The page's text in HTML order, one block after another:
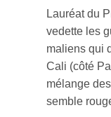
Lauréat du
vedette les
maliens qui
Cali (côté
mélange
semble